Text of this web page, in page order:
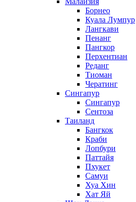
Борнео
Куала Лумпур
Лангкави
Пенанг
Пангкор
Перхентиан
Реданг
Тиоман
Чератинг
Сингапур
Сингапур
Сентоза
Таиланд
Бангкок
Краби
Лопбури
Паттайя
Пхукет
Самуи
Хуа Хин
Хат Яй